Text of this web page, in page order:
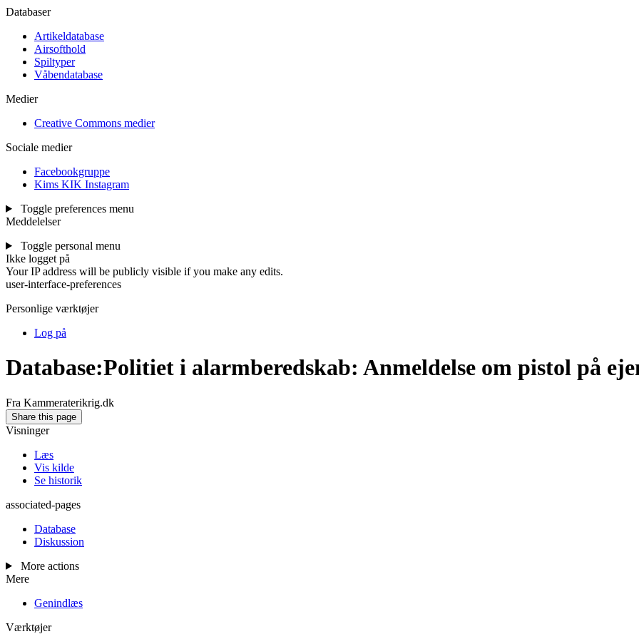
Databaser
Artikeldatabase
Airsofthold
Spiltyper
Våbendatabase
Medier
Creative Commons medier
Sociale medier
Facebookgruppe
Kims KIK Instagram
Toggle preferences menu
Meddelelser
Toggle personal menu
Ikke logget på
Your IP address will be publicly visible if you make any edits.
user-interface-preferences
Personlige værktøjer
Log på
Database:Politiet i alarmberedskab: Anmeldelse om pistol på
Fra Kammeraterikrig.dk
Share this page
Visninger
Læs
Vis kilde
Se historik
associated-pages
Database
Diskussion
More actions
Mere
Genindlæs
Værktøjer